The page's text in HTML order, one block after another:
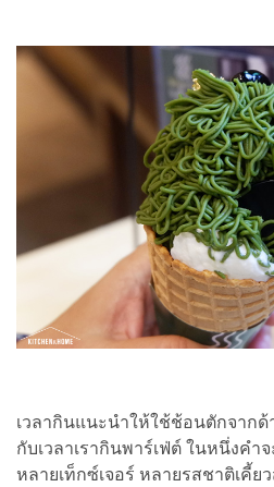
เวลากินแนะนำให้ใช้ช้อนตักจาก
กับเวลาเรากินพาร์เฟ่ต์ ในหนึ่งคำ
หลายเท็กซ์เจอร์ หลายรสชาติเคี้